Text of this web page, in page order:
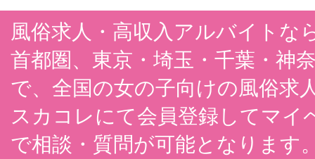
風俗求人・高収入アルバイト
首都圏、東京・埼玉・千葉・神
で、全国の女の子向けの風俗求
スカコレにて会員登録してマイ
で相談・質問が可能となります